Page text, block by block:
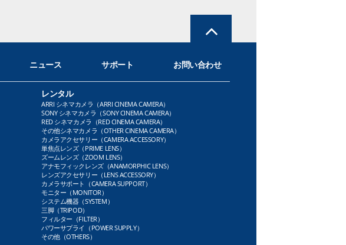
ニュース サポート お問い合わせ
レンタル
ARRI シネマカメラ（ARRI CINEMA CAMERA）
SONY シネマカメラ（SONY CINEMA CAMERA）
RED シネマカメラ（RED CINEMA CAMERA）
その他シネマカメラ（OTHER CINEMA CAMERA）
カメラアクセサリー（CAMERA ACCESSORY）
単焦点レンズ（PRIME LENS）
ズームレンズ（ZOOM LENS）
アナモフィックレンズ（ANAMORPHIC LENS）
レンズアクセサリー（LENS ACCESSORY）
カメラサポート（CAMERA SUPPORT）
モニター（MONITOR）
システム機器（SYSTEM）
三脚（TRIPOD）
フィルター（FILTER）
パワーサプライ（POWER SUPPLY）
その他（OTHERS）